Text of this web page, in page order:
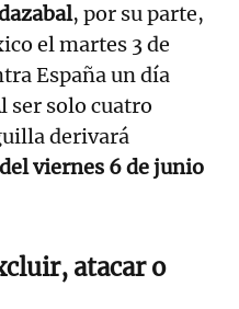
, por su parte,
el martes 3 de
España un día
ser solo cuatro
derivará
viernes 6 de junio
atacar o